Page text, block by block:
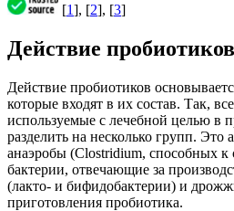
[1], [2], [3]
Действие пробиотиков
Действие пробиотиков
которые входят в их состав. Так,
используемые с лечебной целью в
разделить на несколько групп. Это
анаэробы (Clostridium, способных к
бактерии, отвечающие за
(лакто- и бифидобактерии) и
приготовления пробиотика.